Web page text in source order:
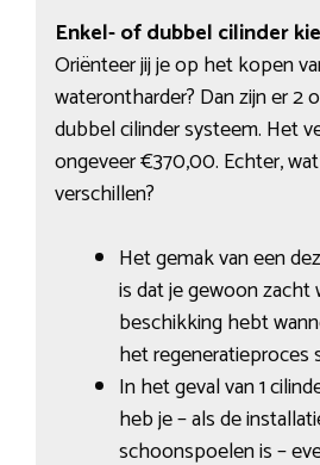
Enkel- of dubbel cilinder
Oriënteer jij je op het kopen
waterontharder? Dan zijn er 2
dubbel cilinder systeem. Het
ongeveer €370,00. Echter,
verschillen?
Het gemak van een
is dat je gewoon zacht
beschikking hebt
het regeneratieproces
In het geval van 1
heb je – als de
schoonspoelen is –